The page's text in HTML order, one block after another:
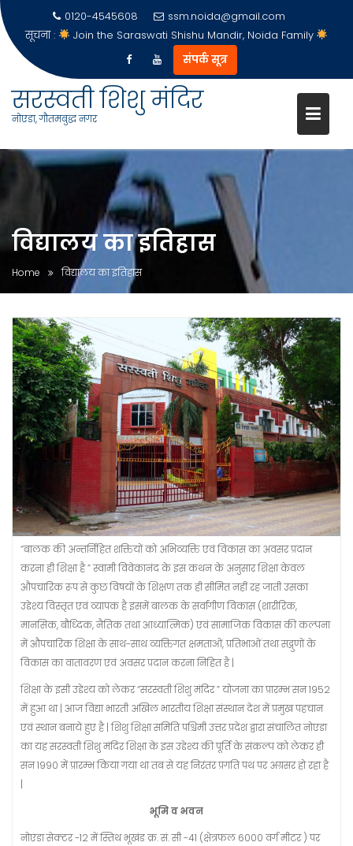
0120-4545608
ssm.noida@gmail.com
सूचना :
Join the Saraswati Shishu Mandir, Noida Family
संपर्क सूत्र
सरस्वती शिशु मंदिर
नोएडा, गौतमबुद्ध नगर
विद्यालय का इतिहास
Home विद्यालय का इतिहास
“बालक की अन्तर्निहित शक्तियों को अभिव्यक्ति एवं विकास का अवसर प्रदान
करना ही शिक्षा है ” स्वामी विवेकानंद के इस कथन के अनुसार शिक्षा केवल
औपचारिक रूप से कुछ विषयों के शिक्षण तक ही सीमित नहीं रह जाती उसका
उद्देश्य विस्तृत एवं व्यापक है इसमें बालक के सर्वांगीण विकास (शारीरिक,
मानसिक, बौध्दिक, नैतिक तथा आध्यात्मिक) एवं सामाजिक विकास की कल्पना
में औपचारिक शिक्षा के साथ-साथ व्यक्तिगत क्षमताओं, प्रतिभाओं तथा सद्गुणों के
विकास का वातावरण एवं अवसर प्रदान करना निहित है |
शिक्षा के इसी उद्देश्य को लेकर “सरस्वती शिशु मंदिर ” योजना का प्रारम्भ सन 1952
में हुआ था | आज विद्या भारती अखिल भारतीय शिक्षा संस्थान देश में प्रमुख पहचान
एवं स्थान बनाये हुए है | शिशु शिक्षा समिति पश्चिमी उत्तर प्रदेश द्वारा संचालित नोएडा
का यह सरस्वती शिशु मंदिर शिक्षा के इस उद्देश्य की पूर्ति के संकल्प को लेकर ही
सन 1990 में प्रारम्भ किया गया था तब से यह निरंतर प्रगति पथ पर अग्रसर हो रहा है
|
भूमि व भवन
नोएडा सेक्टर -12 में स्तिथ भूखंड क्र. सं. सी -41 (क्षेत्रफल 6000 वर्ग मीटर ) पर